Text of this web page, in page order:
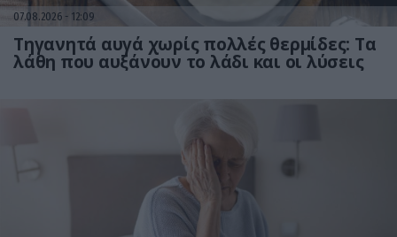
07.08.2026 12:09
Τηγανητά αυγά χωρίς πολλές θερμίδες: Τα
λάθη που αυξάνουν το λάδι και οι λύσεις